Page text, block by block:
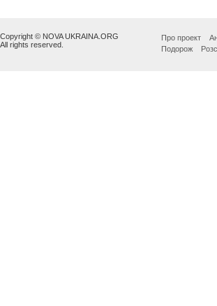
Copyright © NOVA UKRAINA.ORG
All rights reserved.
Про проект
Подорож